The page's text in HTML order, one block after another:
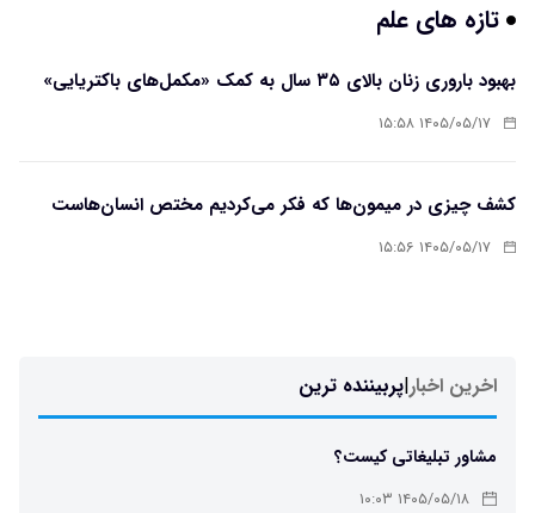
تازه های علم
بهبود باروری زنان بالای ۳۵ سال به کمک «مکمل‌های باکتریایی»
۱۴۰۵/۰۵/۱۷ ۱۵:۵۸
کشف چیزی در میمون‌ها که فکر می‌کردیم مختص انسان‌هاست
۱۴۰۵/۰۵/۱۷ ۱۵:۵۶
اخرین اخبار|پربیننده ترین
مشاور تبلیغاتی کیست؟
۱۴۰۵/۰۵/۱۸ ۱۰:۰۳